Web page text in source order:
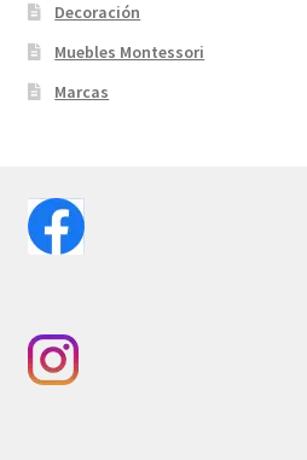
Decoración
Muebles Montessori
Marcas